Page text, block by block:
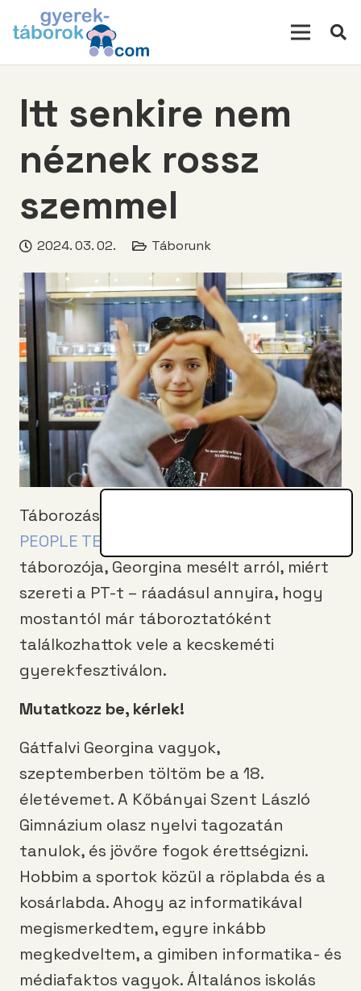
Itt senkire nem
néznek rossz
szemmel
2024. 03. 02. Táborunk
Táborozás bullying nélkül? Hát persze! A
PEOPLE TEAM nyári táborának
táborozója, Georgina mesélt arról, miért
szereti a PT-t – ráadásul annyira, hogy
mostantól már táboroztatóként
találkozhattok vele a kecskeméti
gyerekfesztiválon.
Mutatkozz be, kérlek!
Gátfalvi Georgina vagyok,
szeptemberben töltöm be a 18.
életévemet. A Kőbányai Szent László
Gimnázium olasz nyelvi tagozatán
tanulok, és jövőre fogok érettségizni.
Hobbim a sportok közül a röplabda és a
kosárlabda. Ahogy az informatikával
megismerkedtem, egyre inkább
megkedveltem, a gimiben informatika- és
médiafaktos vagyok. Általános iskolás